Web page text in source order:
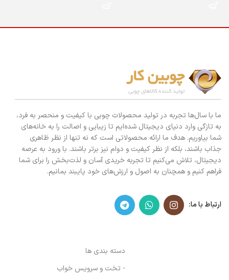
ما با سال‌ها تجربه در تولید محصولات چوبی با کیفیت و منحصر به فرد،
به تازگی وارد دنیای دیجیتال شده‌ایم تا زیبایی و اصالت را به خانه‌های
شما بیاوریم. هدف ما ارائه محصولاتی است که نه تنها از نظر ظاهری
جذاب باشند، بلکه از نظر کیفیت و دوام نیز برتر باشند. با ورود به عرصه
دیجیتال، تلاش می‌کنیم تا تجربه خریدی آسان و لذت‌بخش را برای شما
فراهم کنیم و همچنان به اصول و ارزش‌های خود پایبند بمانیم.
ارتباط با ما:
دسته بندی ها
- تخت و سرویس خواب